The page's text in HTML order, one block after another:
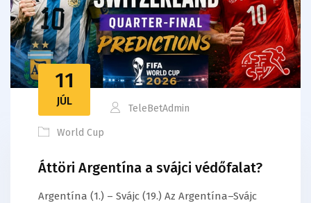
11
JÚL
TeleBetAdmin
World Cup
Áttöri Argentína a svájci védőfalat?
Argentína (1.) – Svájc (19.) Az Argentína–Svájc